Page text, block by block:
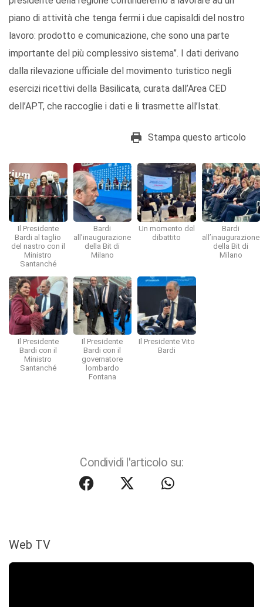
piano di attività che tenga fermi i due capisaldi del nostro
lavoro: prodotto e comunicazione, che sono una parte
importante del più complessivo sistema”. I dati derivano
dalla rilevazione ufficiale del movimento turistico negli
esercizi ricettivi della Basilicata, curata dall’Area CED
dell’APT, che raccoglie i dati e li trasmette all’Istat.
Stampa questo articolo
Il Presidente
Bardi al taglio
del nastro con il
Ministro
Santanché
Bardi
all’inaugurazione
della Bit di
Milano
Un momento del
dibattito
Bardi
all’inaugurazione
della Bit di
Milano
Il Presidente
Bardi con il
Ministro
Santanché
Il Presidente
Bardi con il
governatore
lombardo
Fontana
Il Presidente Vito
Bardi
Condividi l'articolo su:
Web TV